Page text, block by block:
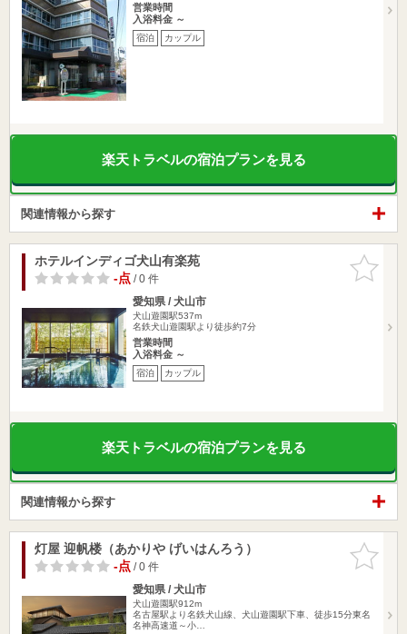
営業時間
入浴料金 ～
宿泊 カップル
楽天トラベルの宿泊プランを見る
関連情報から探す
お気に入
りに追加
ホテルインディゴ犬山有楽苑
-点/ 0 件
愛知県 / 犬山市
犬山遊園駅537m
名鉄犬山遊園駅より徒歩約7分
営業時間
入浴料金 ～
宿泊 カップル
楽天トラベルの宿泊プランを見る
関連情報から探す
お気に入
りに追加
灯屋 迎帆楼（あかりや げいはんろう）
-点/ 0 件
愛知県 / 犬山市
犬山遊園駅912m
名古屋駅より名鉄犬山線、犬山遊園駅下車、徒歩15分東名
名神高速道～小…